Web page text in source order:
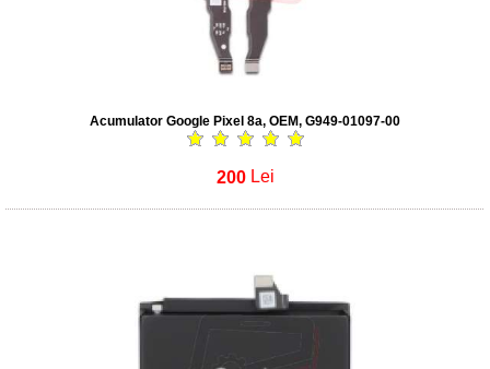
Acumulator Google Pixel 8a, OEM, G949-01097-00
200 Lei